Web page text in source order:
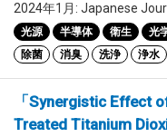
2024年1月: Japanese
光源 半導体 衛生
光
除菌
消臭 洗浄 浄水
「Synergistic Effect
Treated Titanium